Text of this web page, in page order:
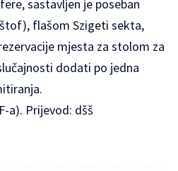
sastavljen je poseban
flašom Szigeti sekta,
mjesta za stolom za
dodati po jedna
a). Prijevod: dšš